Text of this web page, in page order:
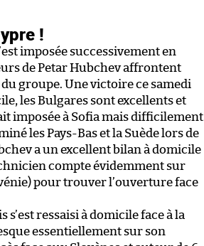
!
imposée successivement en
de Petar Hubchev affrontent
groupe. Une victoire ce samedi
les Bulgares sont excellents et
imposée à Sofia mais difficilement
les Pays-Bas et la Suède lors de
a un excellent bilan à domicile
compte évidemment sur
pour trouver l’ouverture face
ressaisi à domicile face à la
essentiellement sur son